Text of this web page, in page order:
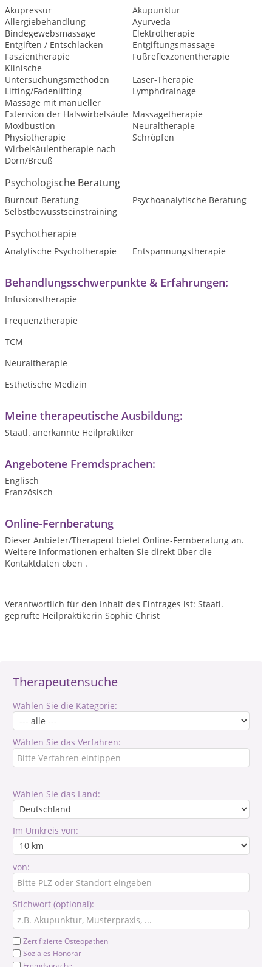
Therapeutensuche
Wählen Sie die Kategorie:
Wählen Sie das Verfahren:
Wählen Sie das Land:
Im Umkreis von:
von:
Stichwort (optional):
Zertifizierte Osteopathen
Soziales Honorar
Akupressur
Akupunktur
Allergiebehandlung
Ayurveda
Bindegewebsmassage
Elektrotherapie
Entgiften / Entschlacken
Entgiftungsmassage
Faszientherapie
Fußreflexzonentherapie
Klinische
Untersuchungsmethoden
Laser-Therapie
Lifting/Fadenlifting
Lymphdrainage
Massage mit manueller
Extension der Halswirbelsäule Massagetherapie
Moxibustion
Neuraltherapie
Physiotherapie
Schröpfen
Wirbelsäulentherapie nach
Dorn/Breuß
Psychologische Beratung
Burnout-Beratung
Psychoanalytische Beratung
Selbstbewusstseinstraining
Psychotherapie
Analytische Psychotherapie Entspannungstherapie
Behandlungsschwerpunkte & Erfahrungen:
Infusionstherapie
Frequenztherapie
TCM
Neuraltherapie
Esthetische Medizin
Meine therapeutische Ausbildung:
Staatl. anerkannte Heilpraktiker
Angebotene Fremdsprachen:
Englisch
Französisch
Online-Fernberatung
Dieser Anbieter/Therapeut bietet Online-Fernberatung an.
Weitere Informationen erhalten Sie direkt über die
Kontaktdaten oben .
Verantwortlich für den Inhalt des Eintrages ist: Staatl.
geprüfte Heilpraktikerin Sophie Christ